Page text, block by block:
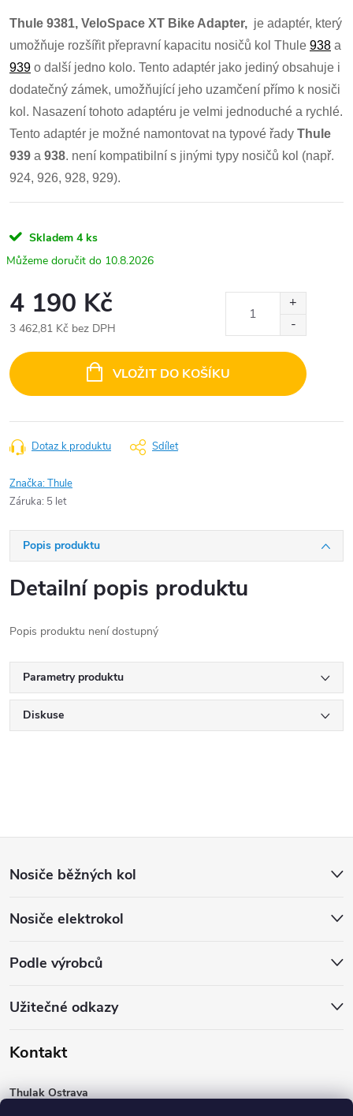
Thule 9381, VeloSpace XT Bike Adapter, je adaptér, který
umožňuje rozšířit přepravní kapacitu nosičů kol Thule 938 a
939 o další jedno kolo. Tento adaptér jako jediný obsahuje i
dodatečný zámek, umožňující jeho uzamčení přímo k nosiči
kol. Nasazení tohoto adaptéru je velmi jednoduché a rychlé.
Tento adaptér je možné namontovat na typové řady Thule
939 a 938. není kompatibilní s jinými typy nosičů kol (např.
924, 926, 928, 929).
Skladem 4 ks
10.8.2026
4 190 Kč
3 462,81 Kč bez DPH
cena:
VLOŽIT DO KOŠÍKU
Dotaz k produktu Sdílet
Značka:Thule
Záruka: 5 let
Popis produktu
Detailní popis produktu
Popis produktu není dostupný
Parametry produktu
Diskuse
p
a
Nosiče běžných kol
Nosiče elektrokol
Podle výrobců
Užitečné odkazy
Kontakt
Thulak Ostrava